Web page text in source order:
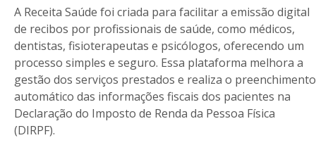
A Receita Saúde foi criada para facilitar a emissão digital
de recibos por profissionais de saúde, como médicos,
dentistas, fisioterapeutas e psicólogos, oferecendo um
processo simples e seguro. Essa plataforma melhora a
gestão dos serviços prestados e realiza o preenchimento
automático das informações fiscais dos pacientes na
Declaração do Imposto de Renda da Pessoa Física
(DIRPF).